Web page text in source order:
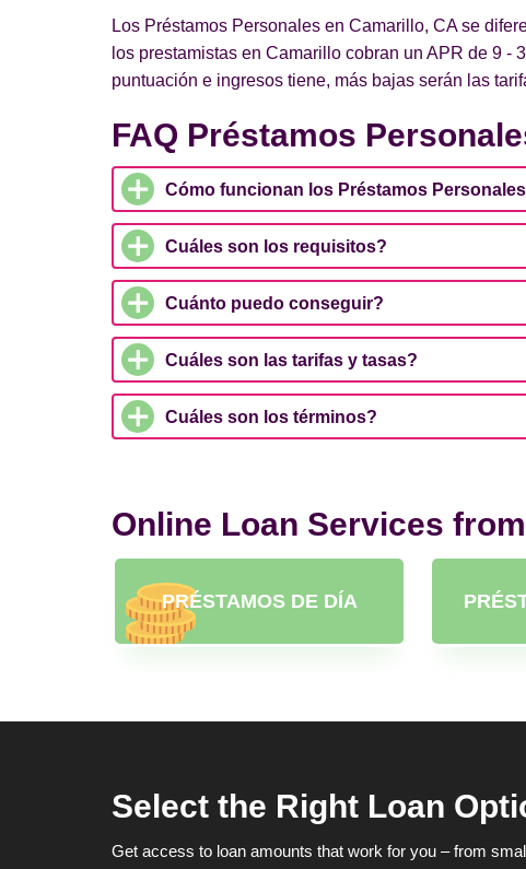
Los Préstamos Personales en Camarillo, CA se
los prestamistas en Camarillo cobran un APR de 9
puntuación e ingresos tiene, más bajas serán las
FAQ Préstamos
Cómo funcionan los Préstamos
Cuáles son los requisitos?
Cuánto puedo conseguir?
Cuáles son las tarifas y tasas?
Cuáles son los términos?
Online Loan Services
PRÉSTAMOS DE DÍA
Select the Right Loan
Get access to loan amounts that work for you – from